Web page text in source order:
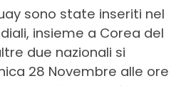
sono state inseriti nel
insieme a Corea del
due nazionali si
28 Novembre alle ore